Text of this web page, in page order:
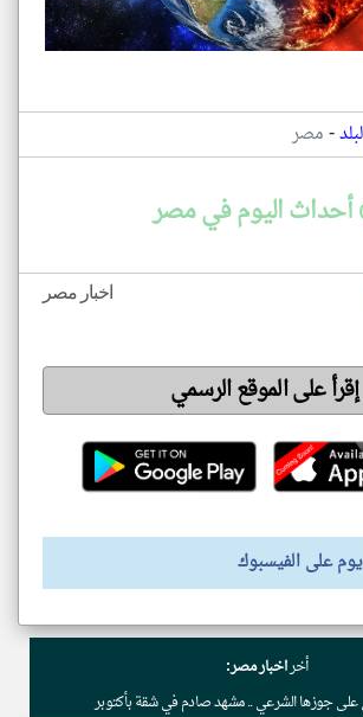
-مصر
اليوم في مصر
اخبار مصر
إقرأ على الموقع الرسمي
على الفيسبوك
أخراخبار مصر:
جوزها الشرعي .. مشهد صادم في شقة بأكتوبر